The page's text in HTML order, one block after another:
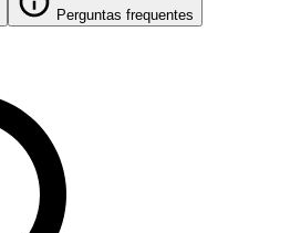
Perguntas frequentes